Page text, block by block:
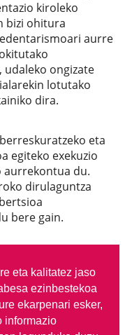
kiroleko
bizi ohitura
aurre
udaleko ongizate
lotutako
dira.
eta
egiteko exekuzio
aurrekontua du.
dirulaguntza
bere gain.
eta kalitatez jaso
ezinbestekoa
ekarpenari esker,
informazio